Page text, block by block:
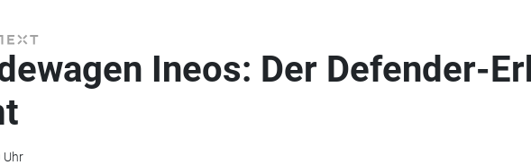
Ineos: Der Defender-
Uhr